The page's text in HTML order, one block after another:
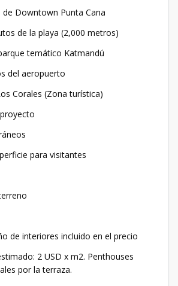
de Downtown Punta Cana
de la playa (2,000 metros)
temático Katmandú
del aeropuerto
Corales (Zona turística)
para visitantes
de interiores incluido en el precio
2 USD x m2. Penthouses
por la terraza.